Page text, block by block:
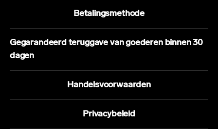
Betalingsmethode
Gegarandeerd teruggave van goederen binnen 30
dagen
Handelsvoorwaarden
Privacybeleid